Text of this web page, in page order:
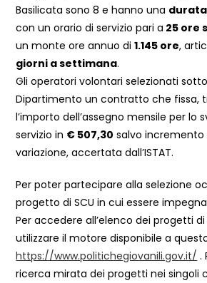
Basilicata sono 8 e hanno una durata
con un orario di servizio pari a 25 ore
un monte ore annuo di1.145 ore,
giorni a settimana.
Gli operatori volontari selezionati
Dipartimento un contratto che fissa,
l’importo dell’assegno mensile per lo
servizio in € 507,30 salvo incremento
variazione, accertata dall’ISTAT.
Per poter partecipare alla selezione
progetto di SCU in cui essere
Per accedere all’elenco dei progetti di
utilizzare il motore disponibile a
https://www.politichegiovanili.gov.it/ .
ricerca mirata dei progetti nei singoli